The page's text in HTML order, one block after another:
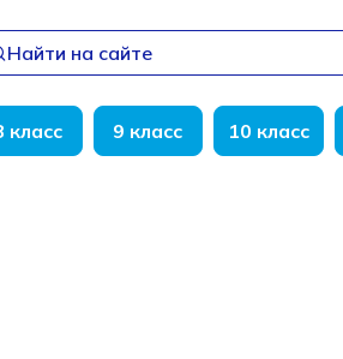
Найти на сайте
класс 9 класс 10 класс